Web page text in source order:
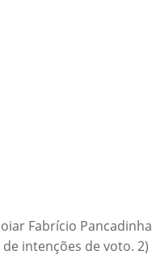
Fabrício Pancadinha
intenções de voto. 2)